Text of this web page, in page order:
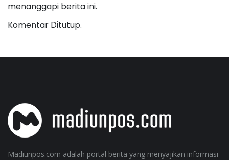
menanggapi berita ini.
Komentar Ditutup.
Madiunpos.com adalah portal berita yang menyajikan informasi